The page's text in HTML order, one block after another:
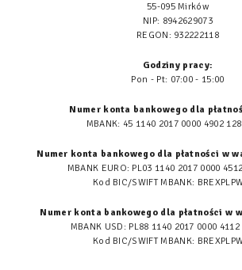
55-095 Mirków
NIP: 8942629073
REGON: 932222118
Godziny pracy:
Pon - Pt: 07:00 - 15:00
Numer konta bankowego dla
MBANK: 45 1140 2017 0000 4902
Numer konta bankowego dla płatności w
MBANK EURO: PL03 1140 2017 0000
Kod BIC/SWIFT MBANK:
Numer konta bankowego dla płatności w
MBANK USD: PL88 1140 2017 0000
Kod BIC/SWIFT MBANK: